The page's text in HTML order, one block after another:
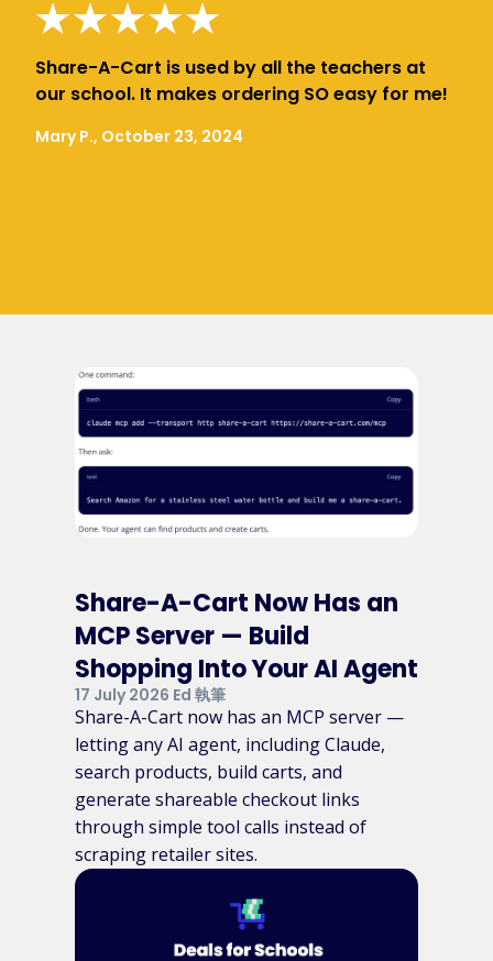
Share-A-Cart is used by all the teachers at
our school. It makes ordering SO easy for me!
Mary P., October 23, 2024
Share-A-Cart Now Has an
MCP Server — Build
Shopping Into Your AI Agent
17 July 2026 Ed 執筆
Share-A-Cart now has an MCP server —
letting any AI agent, including Claude,
search products, build carts, and
generate shareable checkout links
through simple tool calls instead of
scraping retailer sites.